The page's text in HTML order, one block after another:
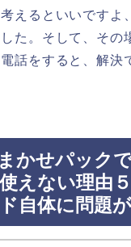
えるといいですよ
た。そして、その
話をすると、解決
かせパック
えない理由
自体に問題が